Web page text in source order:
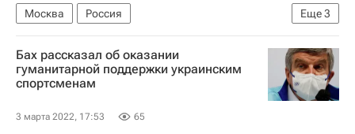
Еще3
Москва
Россия
Санкции в отношении России
Мария Захарова
Бах рассказал об оказании
гуманитарной поддержки украинским
спортсменам
3 марта 2022, 17:53 65